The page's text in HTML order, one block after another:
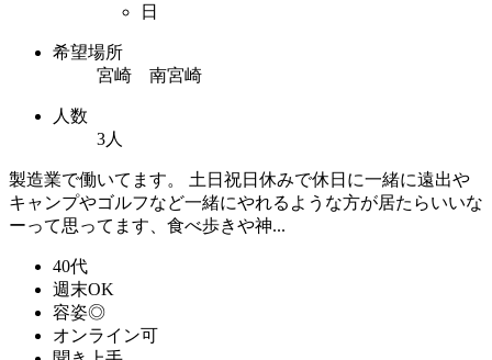
日
希望場所
宮崎 南宮崎
人数
3人
製造業で働いてます。 土日祝日休みで休日に一緒に遠出や
キャンプやゴルフなど一緒にやれるような方が居たらいいな
ーって思ってます、食べ歩きや神...
40代
週末OK
容姿◎
オンライン可